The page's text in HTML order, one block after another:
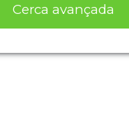
Cerca avançada